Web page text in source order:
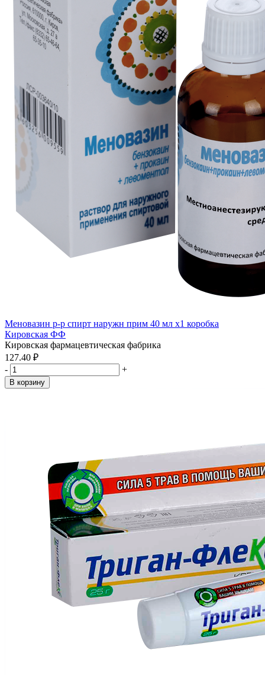
Меновазин р-р спирт наружн прим 40 мл x1 коробка
Кировская ФФ
Кировская фармацевтическая фабрика
127.40 ₽
-
+
В корзину